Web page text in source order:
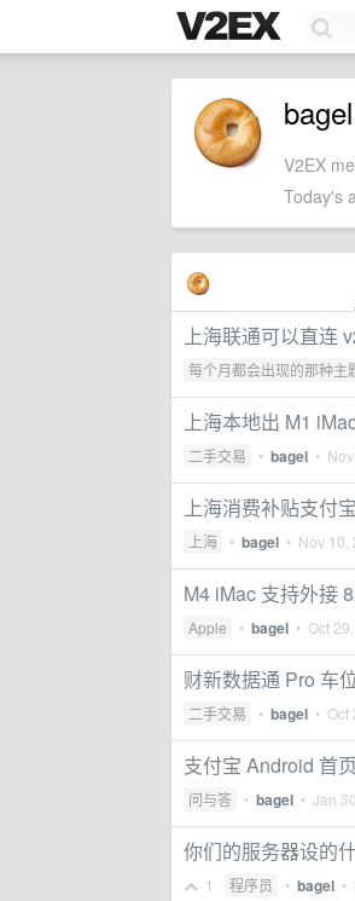
bagel
V2EX
Today's
上海联通可以直连
每个月都会出现的那种主
上海本地出 M1
二手交易 • bagel •
上海消费补贴支付
上海 • bagel • Nov 10,
M4 iMac 支持外接
Apple • bagel • Oct
财新数据通 Pro 车
二手交易 • bagel • Oct
支付宝 Android 首
问与答 • bagel • Jan
你们的服务器设的
1 程序员 • bagel •